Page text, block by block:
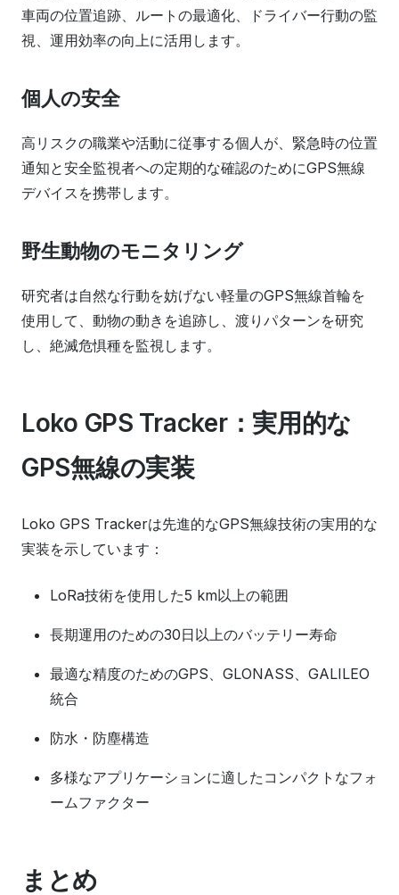
車両の位置追跡、ルートの最適化、ドライバー行動の監
視、運用効率の向上に活用します。
個人の安全
高リスクの職業や活動に従事する個人が、緊急時の位置
通知と安全監視者への定期的な確認のためにGPS無線
デバイスを携帯します。
野生動物のモニタリング
研究者は自然な行動を妨げない軽量のGPS無線首輪を
使用して、動物の動きを追跡し、渡りパターンを研究
し、絶滅危惧種を監視します。
Loko GPS Tracker：実用的な
GPS無線の実装
Loko GPS Trackerは先進的なGPS無線技術の実用的な
実装を示しています：
LoRa技術を使用した5 km以上の範囲
長期運用のための30日以上のバッテリー寿命
最適な精度のためのGPS、GLONASS、GALILEO
統合
防水・防塵構造
多様なアプリケーションに適したコンパクトなフォ
ームファクター
まとめ